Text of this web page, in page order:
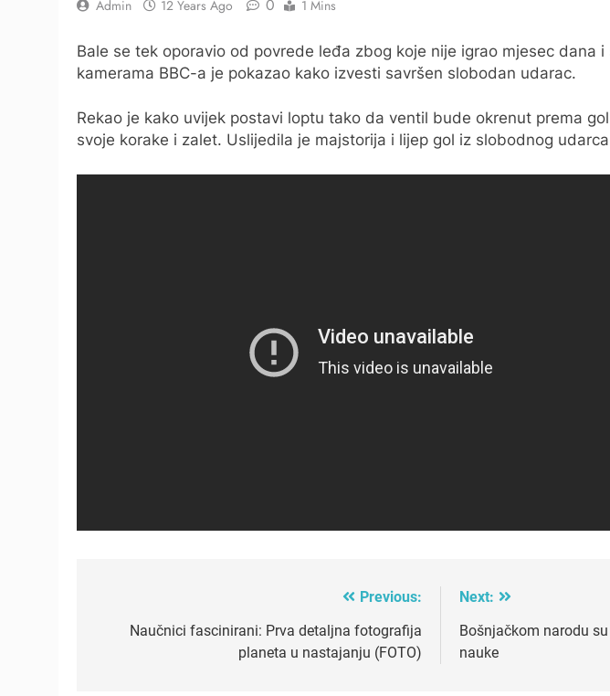
Admin 12 Years Ago 0 1 Mins
Bale se tek oporavio od povrede leđa zbog koje nije igrao mjesec dana
kamerama BBC-a je pokazao kako izvesti savršen slobodan udarac.
Rekao je kako uvijek postavi loptu tako da ventil bude okrenut prema
svoje korake i zalet. Uslijedila je majstorija i lijep gol iz slobodnog
navigation
Previous:
Naučnici fascinirani: Prva detaljna fotografija
planeta u nastajanju (FOTO)
Next:
Bošnjačkom narodu
nauke